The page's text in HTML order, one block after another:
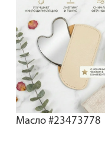
Масло #23473778